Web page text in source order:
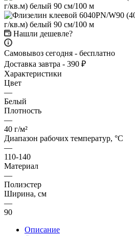
Нашли дешевле?
Самовывоз сегодня - бесплатно
Доставка завтра - 390 ₽
Характеристики
Цвет
—
Белый
Плотность
—
40 г/м²
Диапазон рабочих температур, °С
—
110-140
Материал
—
Полиэстер
Ширина, см
—
90
Описание